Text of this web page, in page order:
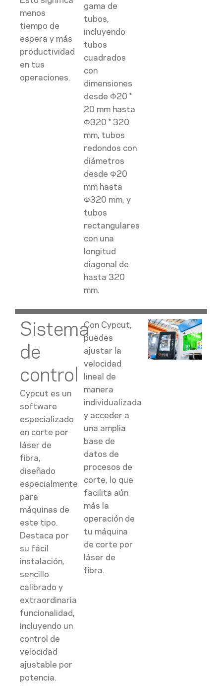
menos
tiempo de
espera y más
productividad
en tus
operaciones.
gama de
tubos,
incluyendo
tubos
cuadrados
con
dimensiones
desde Φ20 *
20 mm hasta
Φ320 * 320
mm, tubos
redondos con
diámetros
desde Φ20
mm hasta
Φ320 mm, y
tubos
rectangulares
con una
longitud
diagonal de
hasta 320
mm.
Sistema
de
control
Cypcut es un
software
especializado
en corte por
láser de
fibra,
diseñado
especialmente
para
máquinas de
este tipo.
Destaca por
su fácil
instalación,
sencillo
calibrado y
extraordinaria
funcionalidad,
incluyendo un
control de
velocidad
ajustable por
potencia.
Con Cypcut,
puedes
ajustar la
velocidad
lineal de
manera
individualizada
y acceder a
una amplia
base de
datos de
procesos de
corte, lo que
facilita aún
más la
operación de
tu máquina
de corte por
láser de
fibra.